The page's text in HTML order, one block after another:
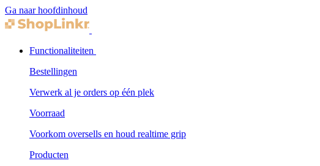
Ga naar hoofdinhoud
Functionaliteiten
Bestellingen
Verwerk al je orders op één plek
Voorraad
Voorkom oversells en houd realtime grip
Producten